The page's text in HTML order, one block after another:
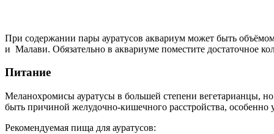
При содержании пары ауратусов аквариум может быть
и Малави. Обязательно в аквариуме поместите достаточное
Питание
Меланохромисы ауратусы в большей степени вегетарианцы,
быть причиной желудочно-кишечного расстройства, особенно
Рекомендуемая пища для ауратусов: